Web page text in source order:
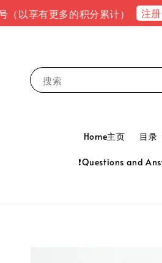
有更多的积分累计） 注册 请
搜索
Home主页 目录
❗Questions and